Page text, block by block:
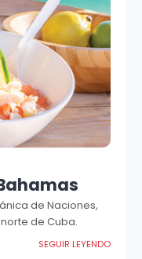
de Naciones,
de Cuba.
SEGUIR LEYENDO